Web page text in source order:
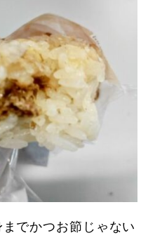
でかつお節じゃない